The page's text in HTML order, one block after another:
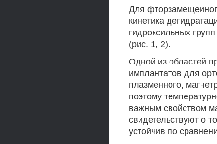
Для
кинетика
гидроксильных
(рис. 1, 2).
Одной из областей
имплантатов для
плазменного,
поэтому
важным свойством
свидетельствуют о
устойчив по